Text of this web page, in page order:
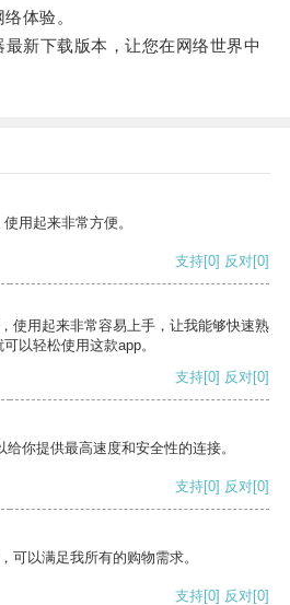
体验。
新下载版本，让您在网络世界中
用起来非常方便。
支持[0] 反对[0]
使用起来非常容易上手，让我能够快速熟
以轻松使用这款app。
支持[0] 反对[0]
你提供最高速度和安全性的连接。
支持[0] 反对[0]
可以满足我所有的购物需求。
支持[0] 反对[0]